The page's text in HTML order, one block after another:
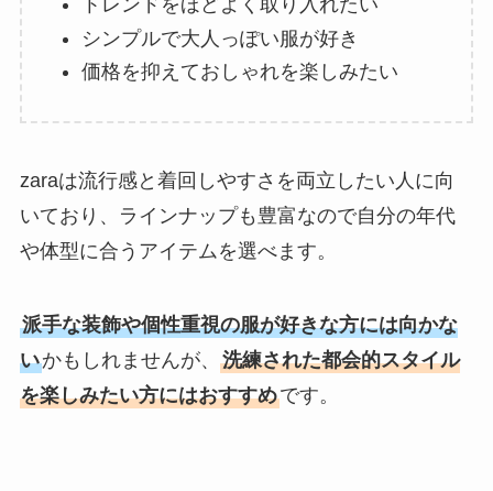
トレンドをほどよく取り入れたい
シンプルで大人っぽい服が好き
価格を抑えておしゃれを楽しみたい
zaraは流行感と着回しやすさを両立したい人に向
いており、ラインナップも豊富なので自分の年代
や体型に合うアイテムを選べます。
派手な装飾や個性重視の服が好きな方には向かな
いかもしれませんが、 洗練された都会的スタイル
を楽しみたい方にはおすすめです。